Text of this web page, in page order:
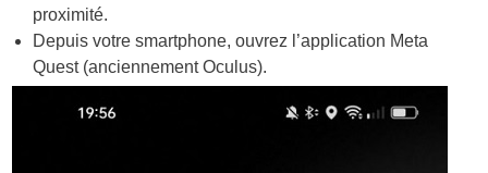
proximité.
Depuis votre smartphone, ouvrez l’application Meta
Quest (anciennement Oculus).